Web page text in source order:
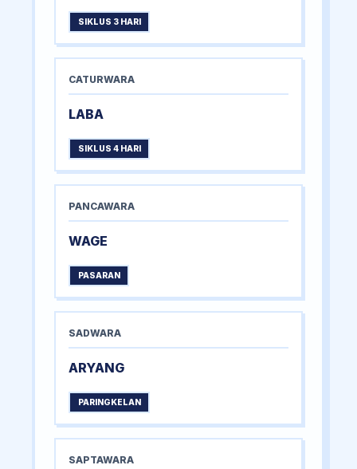
SIKLUS 3 HARI
CATURWARA
LABA
SIKLUS 4 HARI
PANCAWARA
WAGE
PASARAN
SADWARA
ARYANG
PARINGKELAN
SAPTAWARA